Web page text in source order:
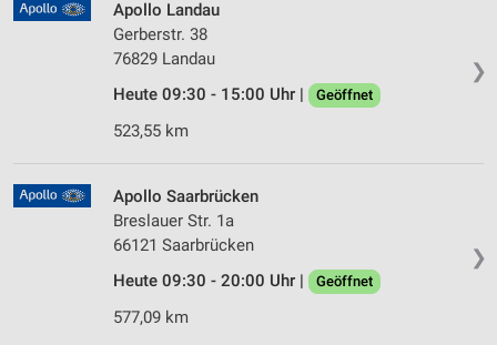
❯
Apollo Landau
Gerberstr. 38
76829 Landau
Heute 09:30 - 15:00 Uhr |
Geöffnet
523,55 km
❯
Apollo Saarbrücken
Breslauer Str. 1a
66121 Saarbrücken
Heute 09:30 - 20:00 Uhr |
Geöffnet
577,09 km